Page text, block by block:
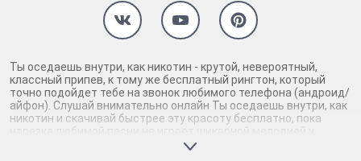
Ты оседаешь внутри, как никотин - крутой, невероятный,
классный припев, к тому же бесплатный рингтон, который
точно подойдет тебе на звонок любимого телефона (андроид/
айфон). Слушай внимательно онлайн Ты оседаешь внутри, как
никотин и скачивай быстрее эту красоту бесплатно, пока
нарезка любимой песни не играет шикарной мелодией у
каждого второго на звонке. Будь первым, кто скачает